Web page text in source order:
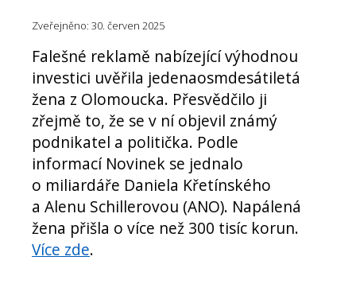
Zveřejněno: 30. červen 2025
Falešné reklamě nabízející výhodnou
investici uvěřila jedenaosmdesátiletá
žena z Olomoucka. Přesvědčilo ji
zřejmě to, že se v ní objevil známý
podnikatel a politička. Podle
informací Novinek se jednalo
o miliardáře Daniela Křetínského
a Alenu Schillerovou (ANO). Napálená
žena přišla o více než 300 tisíc korun.
Více zde.